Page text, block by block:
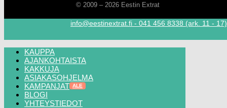
© 2009 – 2026 Eestin Extrat
info@eestinextrat.fi - 041 456 8338 (ark. 11 -
KAUPPA
AJANKOHTAISTA
KAKKUJA
ASIAKASOHJELMA
KAMPANJAT
BLOGI
YHTEYSTIEDOT